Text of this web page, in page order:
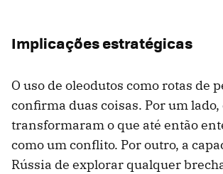
Implicações estratégicas
O uso de oleodutos como rotas de
confirma duas coisas. Por um lado,
transformaram o que até então
como um conflito. Por outro, a
Rússia de explorar qualquer